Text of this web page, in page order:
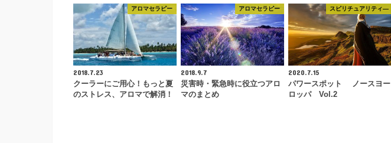
アロマセラピー
2018.7.23
クーラーにご用心！もっと夏
のストレス、アロマで解消！
アロマセラピー
2018.9.7
災害時・緊急時に役立つアロ
マのまとめ
スピリチュアリティ―
2020.7.15
パワースポット ノースヨー
ロッパ Vol.2